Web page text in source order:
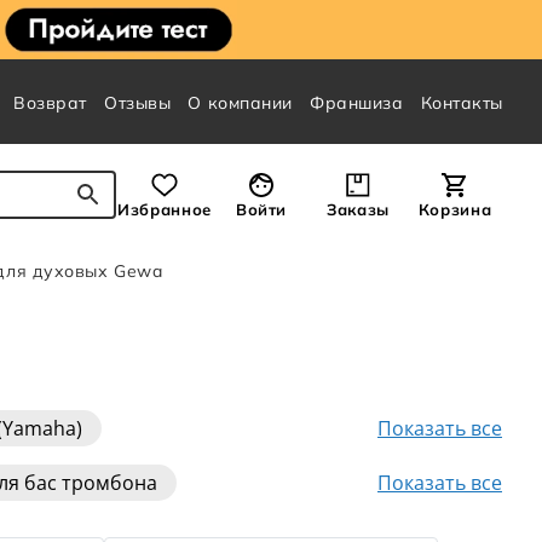
Возврат Отзывы О компании Франшиза Контакты
Избранное Войти Заказы Корзина
духовых Gewa
Показать все
Показать все
бас тромбона